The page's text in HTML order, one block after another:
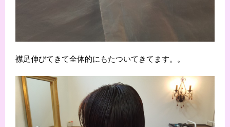
襟足伸びてきて全体的にもたついてきてます。。